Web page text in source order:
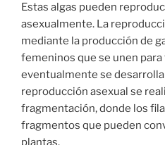
Estas algas pueden
asexualmente. La
mediante la producción de
femeninos que se unen
eventualmente se
reproducción asexual se
fragmentación, donde los
fragmentos que pueden
plantas.